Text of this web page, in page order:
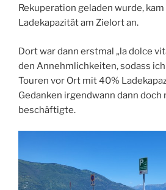
Rekuperation geladen wurde,
Ladekapazität am Zielort an.
Dort war dann erstmal „la dolce
den Annehmlichkeiten, sodass
Touren vor Ort mit 40%
Gedanken irgendwann dann doch
beschäftigte.